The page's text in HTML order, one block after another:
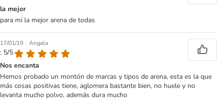
la mejor
para mí la mejor arena de todas
17/01/19 | Angela
: 5/5
Nos encanta
Hemos probado un montón de marcas y tipos de arena, esta es la que
más cosas positivas tiene, aglomera bastante bien, no huele y no
levanta mucho polvo, además dura mucho